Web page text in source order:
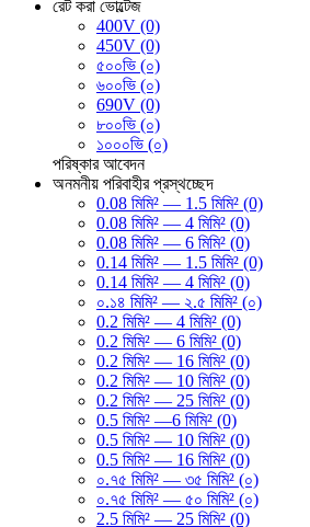
রেট করা ভোল্টেজ
400V (0)
450V (0)
৫০০ভি (০)
৬০০ভি (০)
690V (0)
৮০০ভি (০)
১০০০ভি (০)
পরিষ্কার আবেদন
অনমনীয় পরিবাহীর প্রস্থচ্ছেদ
0.08 মিমি² — 1.5 মিমি² (0)
0.08 মিমি² — 4 মিমি² (0)
0.08 মিমি² — 6 মিমি² (0)
0.14 মিমি² — 1.5 মিমি² (0)
0.14 মিমি² — 4 মিমি² (0)
০.১৪ মিমি² — ২.৫ মিমি² (০)
0.2 মিমি² — 4 মিমি² (0)
0.2 মিমি² — 6 মিমি² (0)
0.2 মিমি² — 16 মিমি² (0)
0.2 মিমি² — 10 মিমি² (0)
0.2 মিমি² — 25 মিমি² (0)
0.5 মিমি² —6 মিমি² (0)
0.5 মিমি² — 10 মিমি² (0)
0.5 মিমি² — 16 মিমি² (0)
০.৭৫ মিমি² — ৩৫ মিমি² (০)
০.৭৫ মিমি² — ৫০ মিমি² (০)
2.5 মিমি² — 25 মিমি² (0)